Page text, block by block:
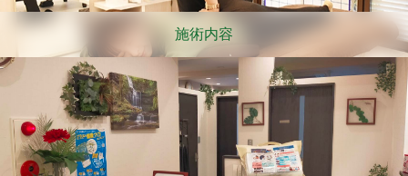
施術内容